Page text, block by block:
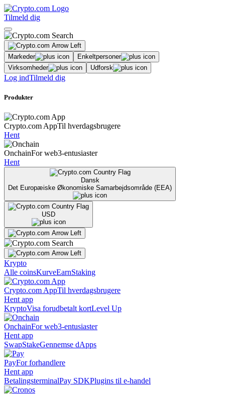
Tilmeld dig
Markeder
Enkeltpersoner
Virksomheder
Udforsk
Log indTilmeld dig
Produkter
Crypto.com AppTil hverdagsbrugere
Hent
OnchainFor web3-entusiaster
Hent
Dansk
Det Europæiske Økonomiske Samarbejdsområde (EEA)
USD
Krypto
Alle coinsKurveEarnStaking
Crypto.com AppTil hverdagsbrugere
Hent app
KryptoVisa forudbetalt kortLevel Up
OnchainFor web3-entusiaster
Hent app
SwapStakeGennemse dApps
PayFor forhandlere
Hent app
BetalingsterminalPay SDKPlugins til e-handel